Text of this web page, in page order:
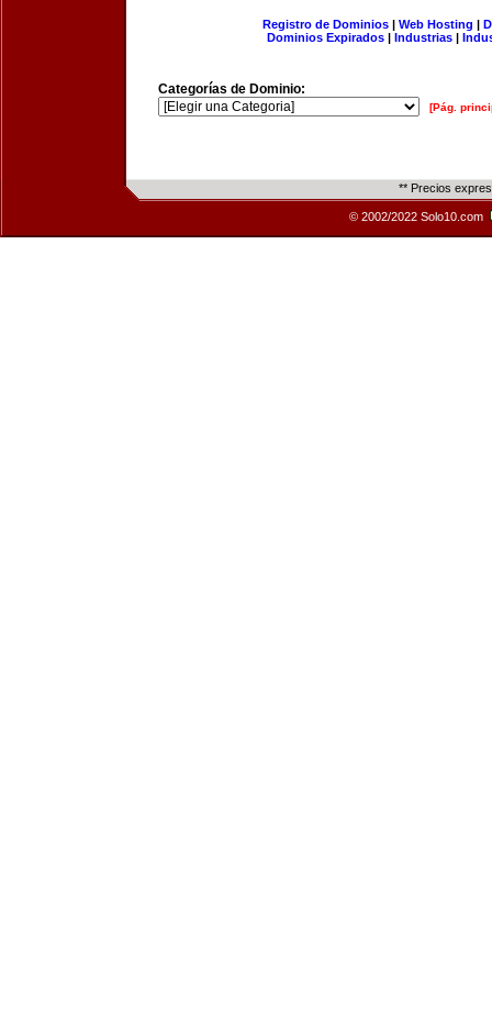
Registro de Dominios| Web Hosting |
Dominios Expirados | Industrias |
Categorías de Dominio:
[Pág.
** Precios
© 2002/2022 Solo10.com